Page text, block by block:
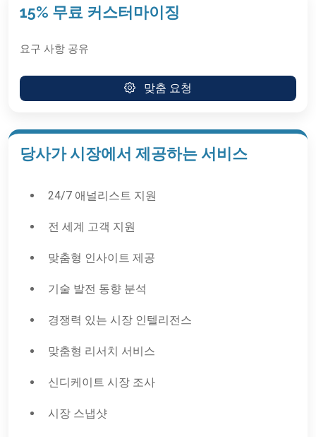
15% 무료 커스터마이징
요구 사항 공유
맞춤 요청
당사가 시장에서 제공하는 서비스
24/7 애널리스트 지원
전 세계 고객 지원
맞춤형 인사이트 제공
기술 발전 동향 분석
경쟁력 있는 시장 인텔리전스
맞춤형 리서치 서비스
신디케이트 시장 조사
시장 스냅샷